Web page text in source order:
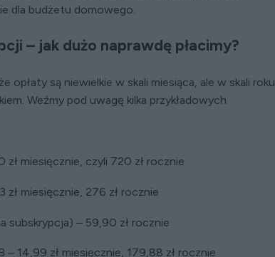
dla budżetu domowego.
– jak dużo naprawdę płacimy?
opłaty są niewielkie w skali miesiąca, ale w skali roku
Weźmy pod uwagę kilka przykładowych
zł miesięcznie, czyli 720 zł rocznie
zł miesięcznie, 276 zł rocznie
subskrypcja) – 59,90 zł rocznie
– 14,99 zł miesięcznie, 179,88 zł rocznie